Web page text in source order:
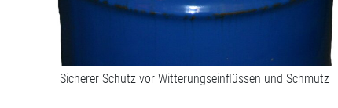
Sicherer Schutz vor Witterungseinflüssen und Schmutz